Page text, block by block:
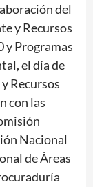
del
y Recursos
y Programas
el día de
Recursos
con las
Nacional
de Áreas